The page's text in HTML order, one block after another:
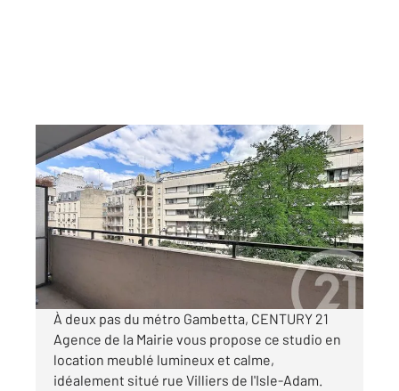
PARIS 75020
27,01 m2
, 1 pièce
Ref : 1882
Appartement F1 à louer
1 104,77 €
par mois charges comprises
À deux pas du métro Gambetta, CENTURY 21
Agence de la Mairie vous propose ce studio en
location meublé lumineux et calme,
idéalement situé rue Villiers de l'Isle-Adam.